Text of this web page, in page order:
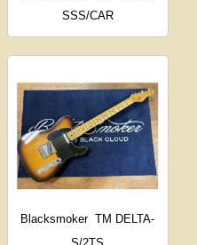
SSS/CAR
Blacksmoker TM DELTA-